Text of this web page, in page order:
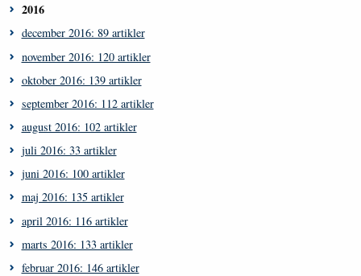
2016
december 2016: 89 artikler
november 2016: 120 artikler
oktober 2016: 139 artikler
september 2016: 112 artikler
august 2016: 102 artikler
juli 2016: 33 artikler
juni 2016: 100 artikler
maj 2016: 135 artikler
april 2016: 116 artikler
marts 2016: 133 artikler
februar 2016: 146 artikler